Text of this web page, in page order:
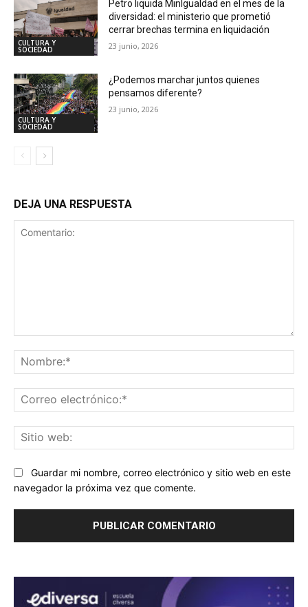
CULTURA Y
SOCIEDAD
Petro liquida MinIgualdad en el mes de la
diversidad: el ministerio que prometió
cerrar brechas termina en liquidación
23 junio, 2026
CULTURA Y
SOCIEDAD
¿Podemos marchar juntos quienes
pensamos diferente?
23 junio, 2026
DEJA UNA RESPUESTA
Guardar mi nombre, correo electrónico y sitio web en este
navegador la próxima vez que comente.